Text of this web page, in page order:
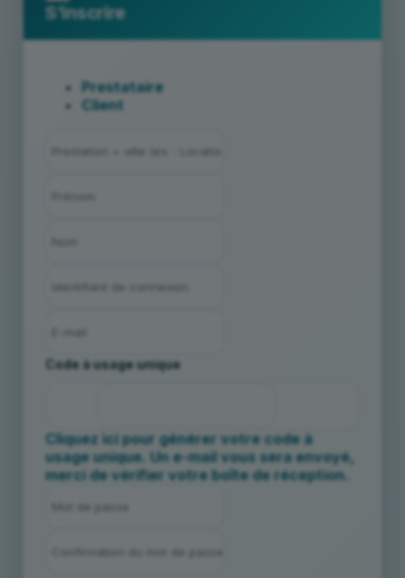
S’inscrire
Prestataire
Client
Code à usage unique
Cliquez ici pour générer votre code à
usage unique. Un e-mail vous sera envoyé,
merci de vérifier votre boîte de réception.